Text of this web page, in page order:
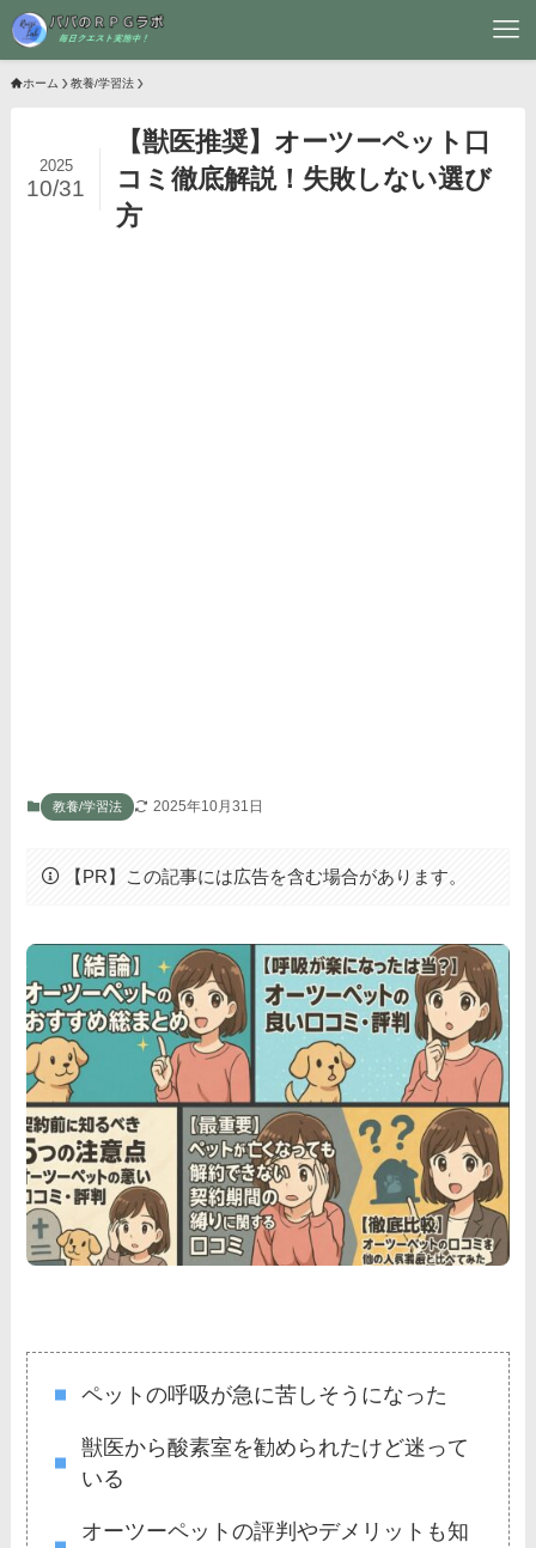
ホーム 教養/学習法
【獣医推奨】オーツーペット口
コミ徹底解説！失敗しない選び
方
2025
10/31
教養/学習法 2025年10月31日
【PR】この記事には広告を含む場合があります。
ペットの呼吸が急に苦しそうになった
獣医から酸素室を勧められたけど迷って
いる
オーツーペットの評判やデメリットも知